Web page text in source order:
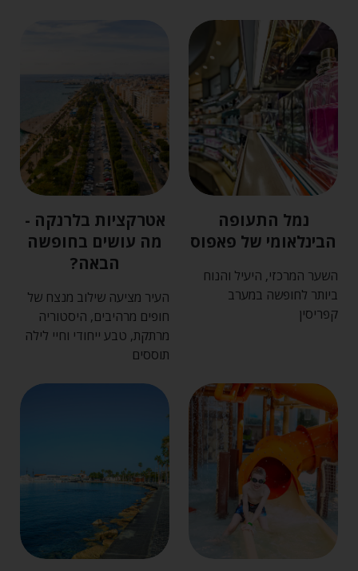
נמל התעופה
הבינלאומי של פאפוס
השער המרכזי‚ היעיל והנוח
ביותר לחופשה במערב
קפריסין
אטרקציות בלרנקה -
מה עושים בחופשה
הבאה?
העיר מציעה שילוב מנצח של
חופים מרהיבים‚ היסטוריה
מרתקת‚ טבע ייחודי וחיי לילה
תוססים